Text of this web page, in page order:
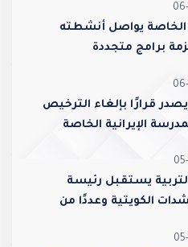
الخاصة يواصل أنشطته
برامج متجددة
يصدر قرارًا بإلغاء الترخيص
الإيرانية الخاصة
يستقبل رئيسة
الكويتية وعددًا من